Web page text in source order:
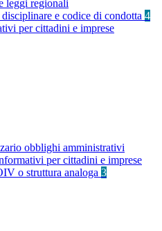
leggi regionali
e codice di condotta 4
per cittadini e imprese
obblighi amministrativi
per cittadini e imprese
o struttura analoga 3